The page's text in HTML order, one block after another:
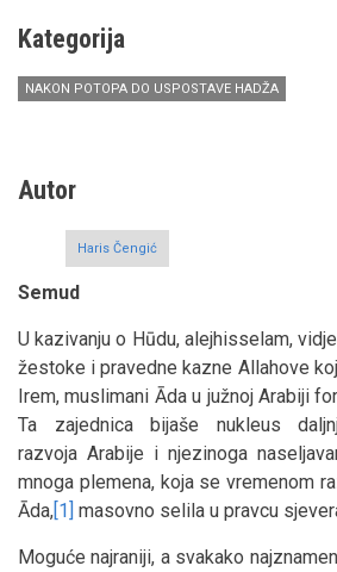
Kategorija
NAKON POTOPA DO USPOSTAVE HADŽA
Autor
Haris Čengić
Semud
U kazivanju o Hūdu, alejhisselam,
žestoke i pravedne kazne Allahove
Irem, muslimani Āda u južnoj Arabiji
Ta zajednica bijaše nukleus
razvoja Arabije i njezinoga
mnoga plemena, koja se vremenom
Āda,[1] masovno selila u pravcu
Moguće najraniji, a svakako